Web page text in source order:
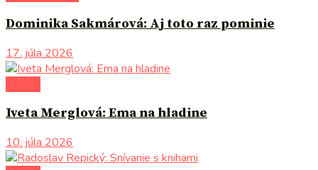
Dominika Sakmárová: Aj toto raz pominie
17. júla 2026
Iveta Merglová: Ema na hladine
10. júla 2026